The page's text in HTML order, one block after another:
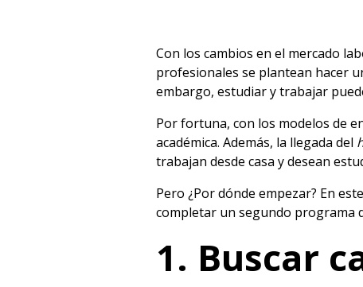
Con los cambios en el mercado
profesionales se plantean hacer
embargo, estudiar y trabajar
Por fortuna, con los modelos de
académica. Además, la llegada del
trabajan desde casa y desean
Pero ¿Por dónde empezar? En
completar un segundo programa
1. Buscar